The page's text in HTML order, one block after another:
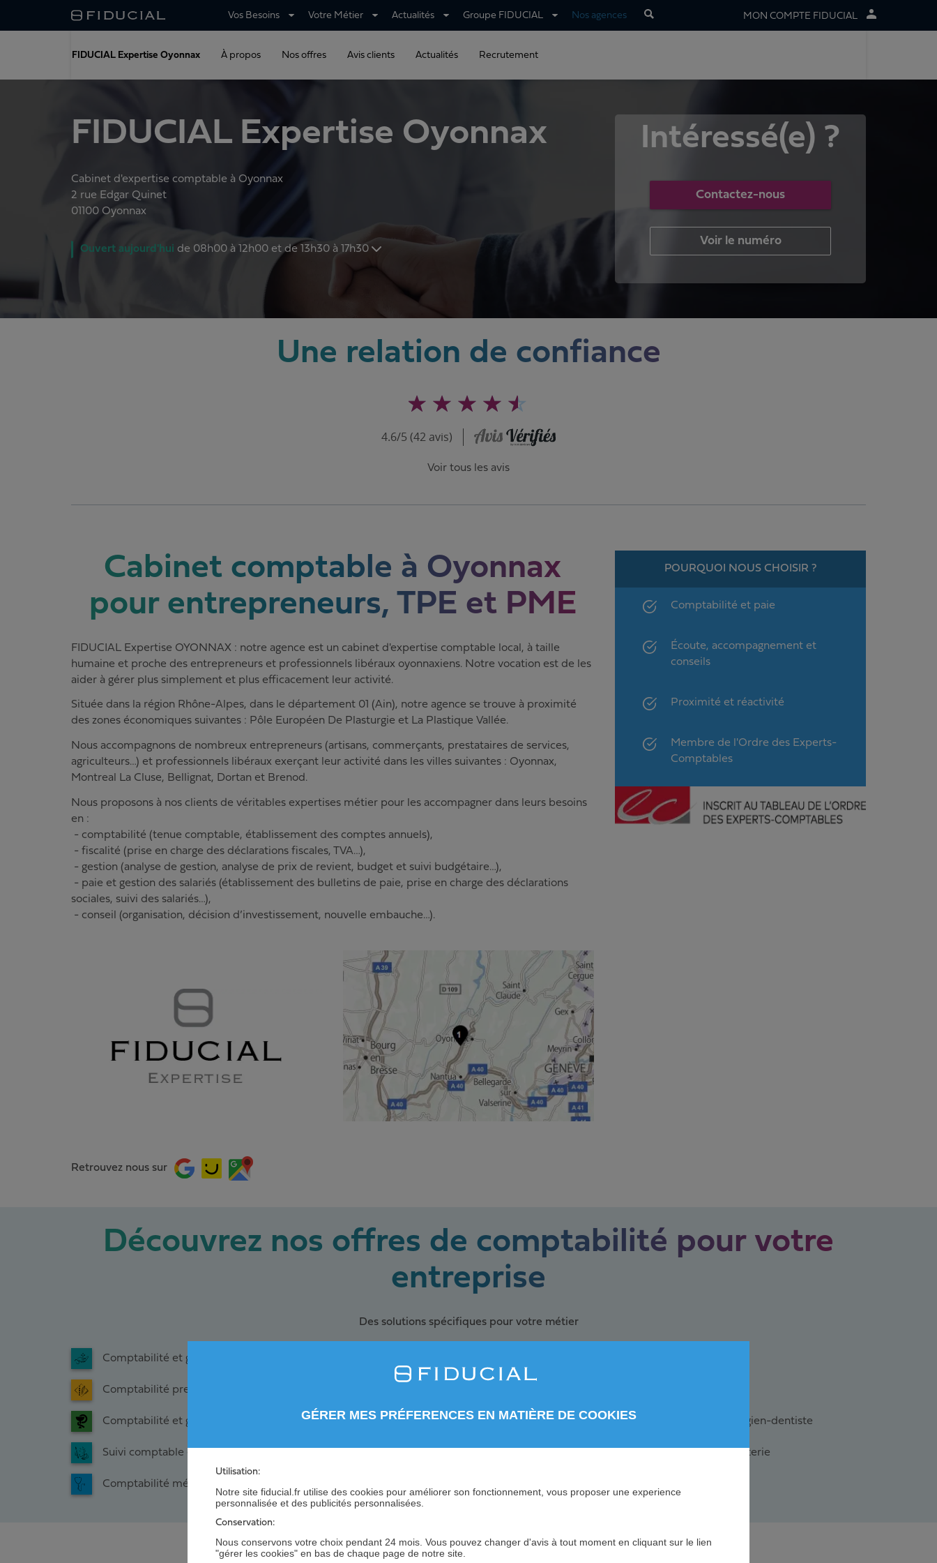
Vos Besoins Votre Métier Actualités Groupe FIDUCIAL Nos agences MON COMPTE FIDUCIAL
FIDUCIAL Expertise Oyonnax À propos Nos offres Avis clients Actualités Recrutement
FIDUCIAL Expertise Oyonnax
Cabinet d'expertise comptable à Oyonnax
2 rue Edgar Quinet
01100 Oyonnax
Ouvert aujourd'hui de 08h00 à 12h00 et de 13h30 à 17h30
Intéressé(e) ?
Contactez-nous
Voir le numéro
Une relation de confiance
4.6/5 (42 avis)
Voir tous les avis
Cabinet comptable à Oyonnax
pour entrepreneurs, TPE et PME
FIDUCIAL Expertise OYONNAX : notre agence est un cabinet d'expertise comptable local, à taille
humaine et proche des entrepreneurs et professionnels libéraux oyonnaxiens. Notre vocation est de les
aider à gérer plus simplement et plus efficacement leur activité.
Située dans la région Rhône-Alpes, dans le département 01 (Ain), notre agence se trouve à proximité
des zones économiques suivantes : Pôle Européen De Plasturgie et La Plastique Vallée.
Nous accompagnons de nombreux entrepreneurs (artisans, commerçants, prestataires de services,
agriculteurs…) et professionnels libéraux exerçant leur activité dans les villes suivantes : Oyonnax,
Montreal La Cluse, Bellignat, Dortan et Brenod.
Nous proposons à nos clients de véritables expertises métier pour les accompagner dans leurs besoins
en :
- comptabilité (tenue comptable, établissement des comptes annuels),
- fiscalité (prise en charge des déclarations fiscales, TVA…),
- gestion (analyse de gestion, analyse de prix de revient, budget et suivi budgétaire…),
- paie et gestion des salariés (établissement des bulletins de paie, prise en charge des déclarations
sociales, suivi des salariés…),
- conseil (organisation, décision d’investissement, nouvelle embauche…).
POURQUOI NOUS CHOISIR ?
Comptabilité et paie
Écoute, accompagnement et
conseils
Proximité et réactivité
Membre de l'Ordre des Experts-
Comptables
Retrouvez nous sur
Découvrez nos offres de comptabilité pour votre
entreprise
Des solutions spécifiques pour votre métier
Comptabilité et gestion de votre cabinet d’infirmier
Comptabilité presse - tabac - librairie
Comptabilité et gestion de votre pharmacie
Suivi comptable et financier de votre Office
Comptabilité médecin
Comptabilité pour cabinet dentaire et chirurgien-dentiste
Comptabilité boulangerie-pâtisserie-chocolaterie
GÉRER MES PRÉFERENCES EN MATIÈRE DE COOKIES
Utilisation:
Notre site fiducial.fr utilise des cookies pour améliorer son fonctionnement, vous proposer une experience
personnalisée et des publicités personnalisées.
Conservation:
Nous conservons votre choix pendant 24 mois. Vous pouvez changer d'avis à tout moment en cliquant sur le lien
"gérer les cookies" en bas de chaque page de notre site.